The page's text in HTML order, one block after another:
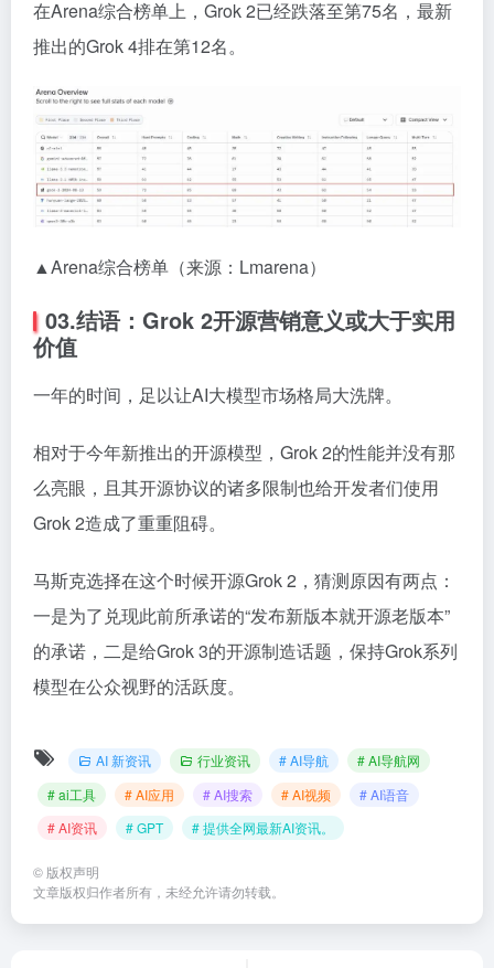
在Arena综合榜单上，Grok 2已经跌落至第75名，最新
推出的Grok 4排在第12名。
▲Arena综合榜单（来源：Lmarena）
03.结语：Grok 2开源营销意义或大于实用
价值
一年的时间，足以让AI大模型市场格局大洗牌。
相对于今年新推出的开源模型，Grok 2的性能并没有那
么亮眼，且其开源协议的诸多限制也给开发者们使用
Grok 2造成了重重阻碍。
马斯克选择在这个时候开源Grok 2，猜测原因有两点：
一是为了兑现此前所承诺的“发布新版本就开源老版本”
的承诺，二是给Grok 3的开源制造话题，保持Grok系列
模型在公众视野的活跃度。
AI 新资讯 行业资讯 # AI导航
# AI导航网
# ai工具
# AI应用 # AI搜索 # AI视频
# AI语音
# AI资讯
# GPT # 提供全网最新AI资讯。
© 版权声明
文章版权归作者所有，未经允许请勿转载。